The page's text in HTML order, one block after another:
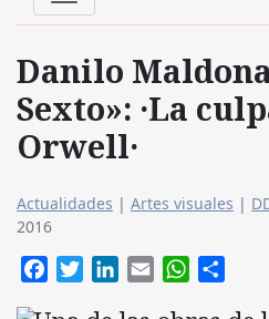
Danilo
Sexto»: ·La
Orwell·
Actualidades | Artes visuales |
2016
FacebookTwitterLinkedIn
Email WhatsApp